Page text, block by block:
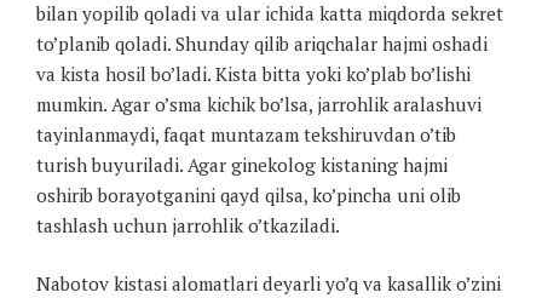
bilan yopilib qoladi va ular ichida katta miqdorda sekret
to’planib qoladi. Shunday qilib ariqchalar hajmi oshadi
va kista hosil bo’ladi. Kista bitta yoki ko’plab bo’lishi
mumkin. Agar o’sma kichik bo’lsa, jarrohlik aralashuvi
tayinlanmaydi, faqat muntazam tekshiruvdan o’tib
turish buyuriladi. Agar ginekolog kistaning hajmi
oshirib borayotganini qayd qilsa, ko’pincha uni olib
tashlash uchun jarrohlik o’tkaziladi.
Nabotov kistasi alomatlari deyarli yo’q va kasallik o’zini